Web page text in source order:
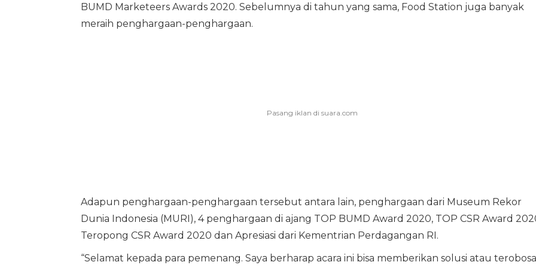
BUMD Marketeers Awards 2020. Sebelumnya di tahun yang sama, Food Station juga banyak
meraih penghargaan-penghargaan.
Adapun penghargaan-penghargaan tersebut antara lain, penghargaan dari Museum Rekor
Dunia Indonesia (MURI), 4 penghargaan di ajang TOP BUMD Award 2020, TOP CSR Award
Teropong CSR Award 2020 dan Apresiasi dari Kementrian Perdagangan RI.
“Selamat kepada para pemenang. Saya berharap acara ini bisa memberikan solusi atau